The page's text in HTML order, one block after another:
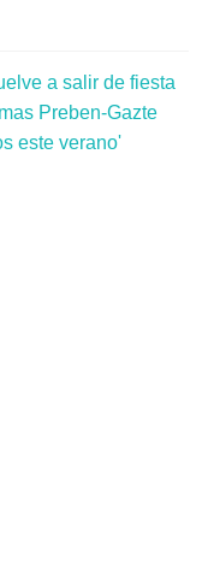
a salir de fiesta
Preben-Gazte
este verano'